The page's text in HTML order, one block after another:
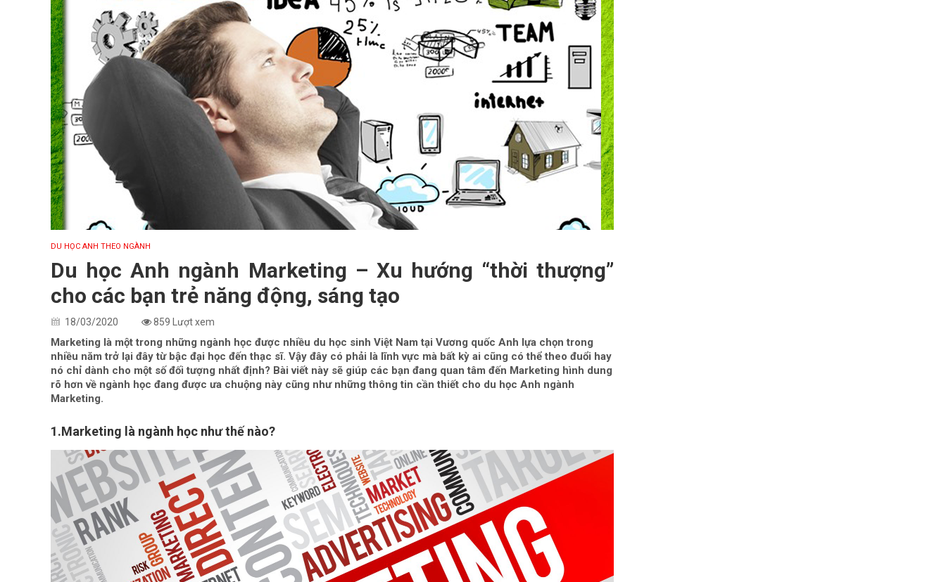
DU HỌC ANH THEO NGÀNH
Du học Anh ngành Marketing – Xu hướng “thời thượng”
cho các bạn trẻ năng động, sáng tạo
18/03/2020 859 Lượt xem
Marketing là một trong những ngành học được nhiều du học sinh Việt Nam tại Vương quốc Anh lựa chọn trong
nhiều năm trở lại đây từ bậc đại học đến thạc sĩ. Vậy đây có phải là lĩnh vực mà bất kỳ ai cũng có thể theo đuổi hay
nó chỉ dành cho một số đối tượng nhất định? Bài viết này sẽ giúp các bạn đang quan tâm đến Marketing hình dung
rõ hơn về ngành học đang được ưa chuộng này cũng như những thông tin cần thiết cho du học Anh ngành
Marketing.
1.Marketing là ngành học như thế nào?